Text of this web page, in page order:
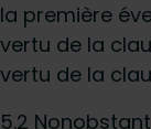
la première
vertu de la
vertu de la
5.2